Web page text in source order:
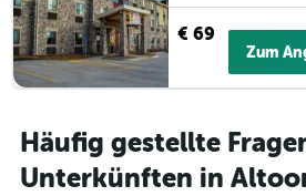
€ 69
Zum
Häufig gestellte
Unterkünften in